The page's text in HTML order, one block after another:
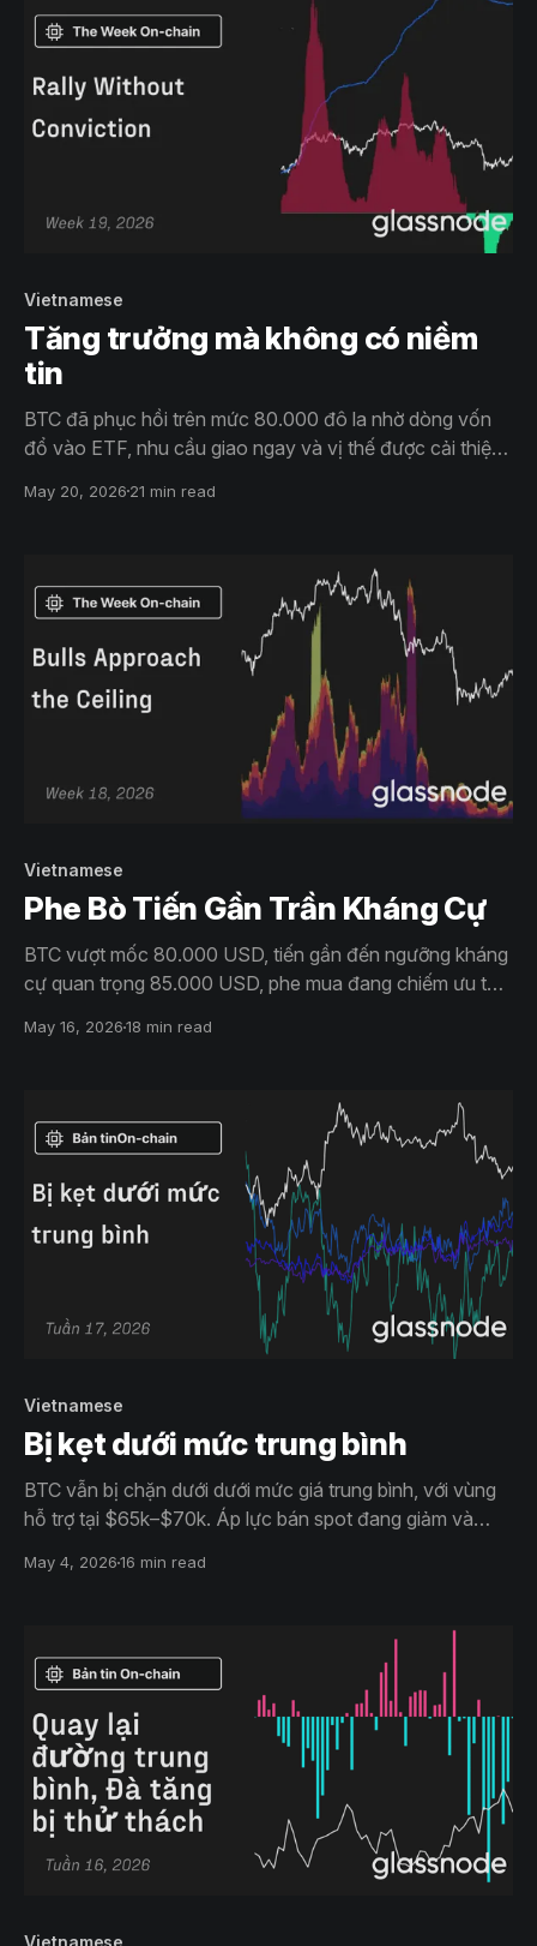
Vietnamese
Tăng trưởng mà không có niềm
tin
BTC đã phục hồi trên mức 80.000 đô la nhờ dòng vốn
đổ vào ETF, nhu cầu giao ngay và vị thế được cải thiện.
mức 86.000 đô la khiến niềm tin vào BTC vẫn thấp hơn
May 20, 2026 21 min read
Vietnamese
Phe Bò Tiến Gần Trần Kháng Cự
BTC vượt mốc 80.000 USD, tiến gần đến ngưỡng kháng
cự quan trọng 85.000 USD, phe mua đang chiếm ưu thế.
nhưng nguồn cung hiện có có thể hạn chế đà tăng nếu
May 16, 202618 min read
Vietnamese
Bị kẹt dưới mức trung bình
BTC vẫn bị chặn dưới dưới mức giá trung bình, với vùng
hỗ trợ tại $65k–$70k. Áp lực bán spot đang giảm và
short dày đặc tạo dư địa cho các cú thanh lý short trong
May 4, 202616 min read
Vietnamese